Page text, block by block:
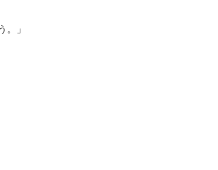
。」